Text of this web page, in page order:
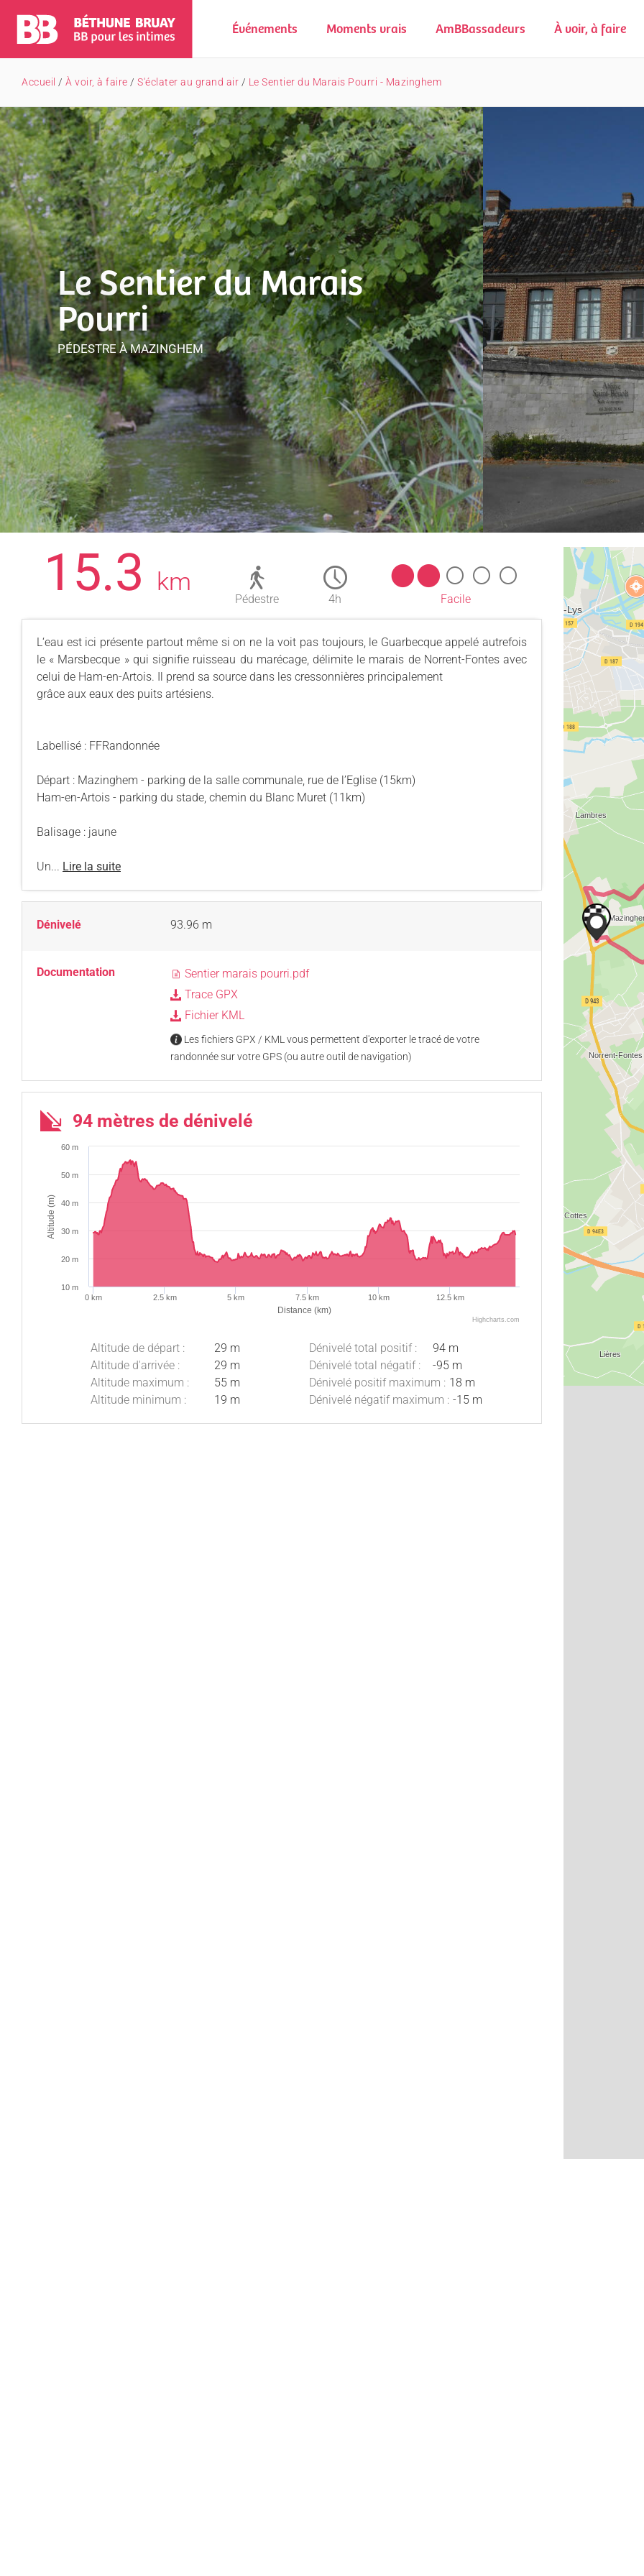
Événements Moments vrais AmBBassadeurs À voir, à faire
Accueil / À voir, à faire / S'éclater au grand air / Le Sentier du Marais Pourri - Mazinghem
Le Sentier du Marais
Pourri
PÉDESTREÀ MAZINGHEM
15.3 km
Pédestre 4h Facile
L‘eau est ici présente partout même si on ne la voit pas toujours, le Guarbecque appelé autrefois
le « Marsbecque » qui signifie ruisseau du marécage, délimite le marais de Norrent-Fontes avec
celui de Ham-en-Artois. Il prend sa source dans les cressonnières principalement
grâce aux eaux des puits artésiens.
Labellisé : FFRandonnée
Départ : Mazinghem - parking de la salle communale, rue de l’Eglise (15km)
Ham-en-Artois - parking du stade, chemin du Blanc Muret (11km)
Balisage : jaune
Un... Lire la suite
Dénivelé 93.96 m
Documentation
Sentier marais pourri.pdf
Trace GPX
Fichier KML
Les fichiers GPX / KML vous permettent d'exporter le tracé de votre
randonnée sur votre GPS (ou autre outil de navigation)
94 mètres de dénivelé
Distance (km)
Altitude (m)
0 km 2.5 km 5 km 7.5 km 10 km 12.5 km
10 m
20 m
30 m
40 m
50 m
60 m
Highcharts.com
Altitude de départ :
29 m
Altitude d'arrivée :
29 m
Altitude maximum :
55 m
Altitude minimum :
19 m
Dénivelé total positif :
94 m
Dénivelé total négatif :
-95 m
Dénivelé positif maximum : 18 m
Dénivelé négatif maximum : -15 m